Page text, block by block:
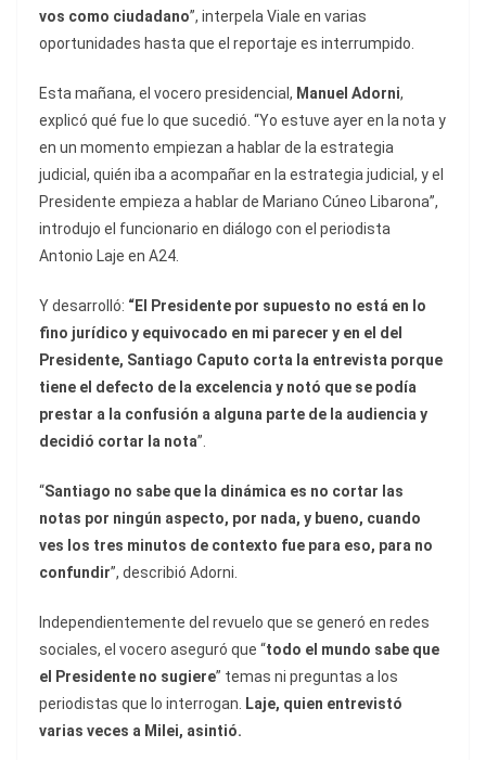
vos como ciudadano”, interpela Viale en varias
oportunidades hasta que el reportaje es interrumpido.
Esta mañana, el vocero presidencial, Manuel Adorni,
explicó qué fue lo que sucedió. “Yo estuve ayer en la nota y
en un momento empiezan a hablar de la estrategia
judicial, quién iba a acompañar en la estrategia judicial, y el
Presidente empieza a hablar de Mariano Cúneo Libarona”,
introdujo el funcionario en diálogo con el periodista
Antonio Laje en A24.
Y desarrolló: “El Presidente por supuesto no está en lo
fino jurídico y equivocado en mi parecer y en el del
Presidente, Santiago Caputo corta la entrevista porque
tiene el defecto de la excelencia y notó que se podía
prestar a la confusión a alguna parte de la audiencia y
decidió cortar la nota”.
“Santiago no sabe que la dinámica es no cortar las
notas por ningún aspecto, por nada, y bueno, cuando
ves los tres minutos de contexto fue para eso, para no
confundir”, describió Adorni.
Independientemente del revuelo que se generó en redes
sociales, el vocero aseguró que “todo el mundo sabe que
el Presidente no sugiere” temas ni preguntas a los
periodistas que lo interrogan. Laje, quien entrevistó
varias veces a Milei, asintió.